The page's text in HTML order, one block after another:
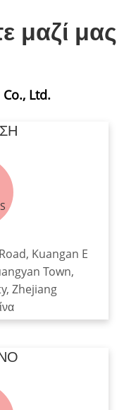
μαζί μας
Ltd.
Kuangan E
Town,
Zhejiang